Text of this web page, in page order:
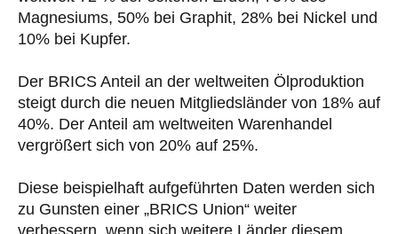
Magnesiums, 50% bei Graphit, 28% bei Nickel und
10% bei Kupfer.
Der BRICS Anteil an der weltweiten Ölproduktion
steigt durch die neuen Mitgliedsländer von 18% auf
40%. Der Anteil am weltweiten Warenhandel
vergrößert sich von 20% auf 25%.
Diese beispielhaft aufgeführten Daten werden sich
zu Gunsten einer „BRICS Union“ weiter
verbessern, wenn sich weitere Länder diesem